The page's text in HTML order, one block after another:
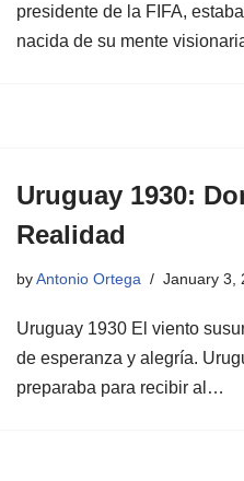
presidente de la FIFA,
nacida de su mente
Uruguay 1930:
Realidad
byAntonio Ortega January 3,
Uruguay 1930 El viento
de esperanza y alegría.
preparaba para recibir al…